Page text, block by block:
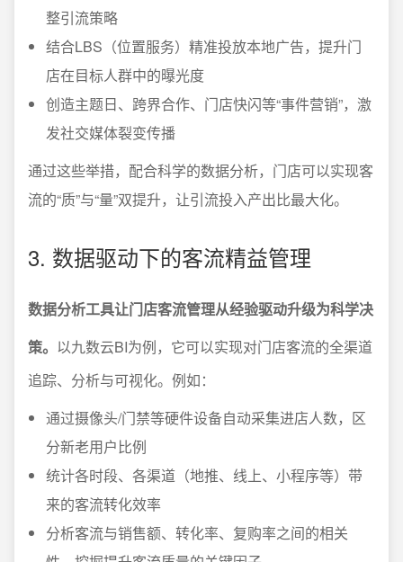
整引流策略
结合LBS（位置服务）精准投放本地广告，提升门
店在目标人群中的曝光度
创造主题日、跨界合作、门店快闪等“事件营销”，激
发社交媒体裂变传播
通过这些举措，配合科学的数据分析，门店可以实现客
流的“质”与“量”双提升，让引流投入产出比最大化。
3. 数据驱动下的客流精益管理
数据分析工具让门店客流管理从经验驱动升级为科学决
策。 以九数云BI为例，它可以实现对门店客流的全渠道
追踪、分析与可视化。例如：
通过摄像头/门禁等硬件设备自动采集进店人数，区
分新老用户比例
统计各时段、各渠道（地推、线上、小程序等）带
来的客流转化效率
分析客流与销售额、转化率、复购率之间的相关